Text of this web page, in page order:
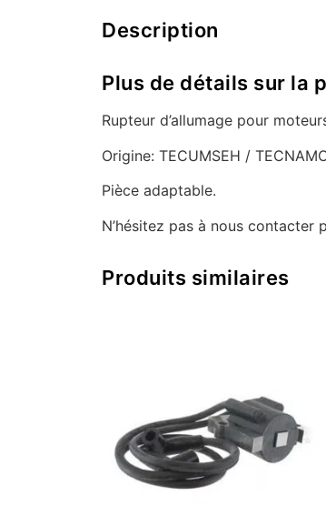
Description
Plus de détails sur la
Rupteur d’allumage pour
Origine: TECUMSEH /
Pièce adaptable.
N’hésitez pas à nous contacter
Produits similaires